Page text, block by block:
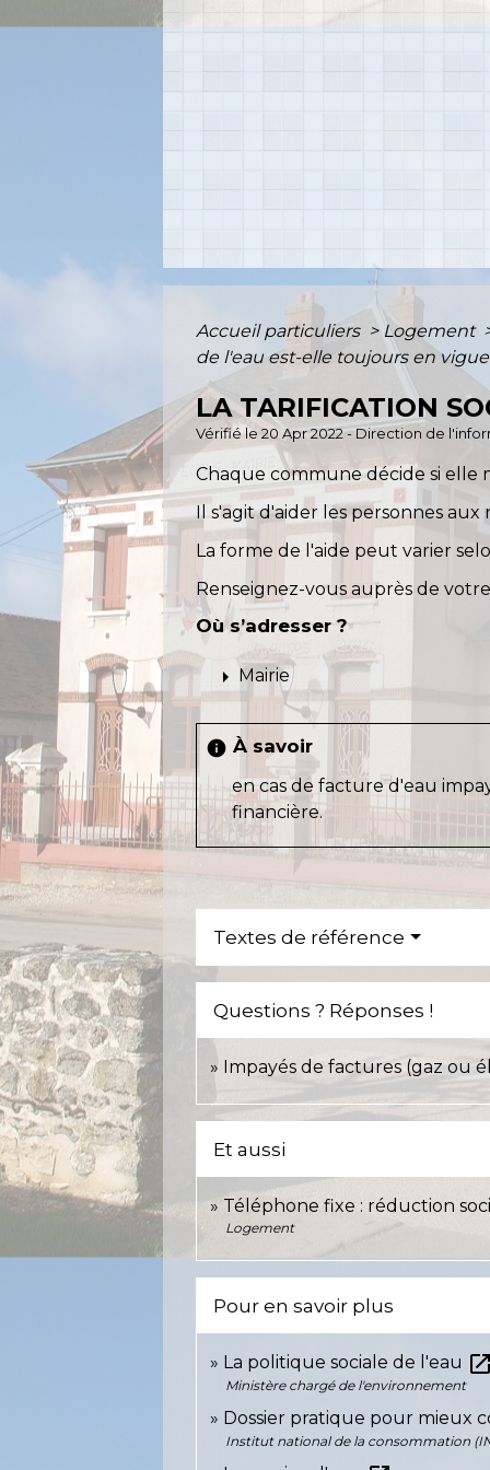
Accueil particuliers > Logement
de l'eau est-elle toujours en
LA TARIFICATION
Vérifié le 20 Apr 2022 - Direction de
Chaque commune décide si elle
Il s'agit d'aider les personnes
La forme de l'aide peut varier
Renseignez-vous auprès de
Où s’adresser ?
arrow_right Mairie
info À savoir
en cas de facture d'eau
financière.
Textes de référence
Questions ? Réponses !
Impayés de factures (gaz ou
Et aussi
Téléphone fixe : réduction
Logement
Pour en savoir plus
La politique sociale de l'eau open_in_new
Ministère chargé de l'environnement
Dossier pratique pour mieux
Institut national de la consommation